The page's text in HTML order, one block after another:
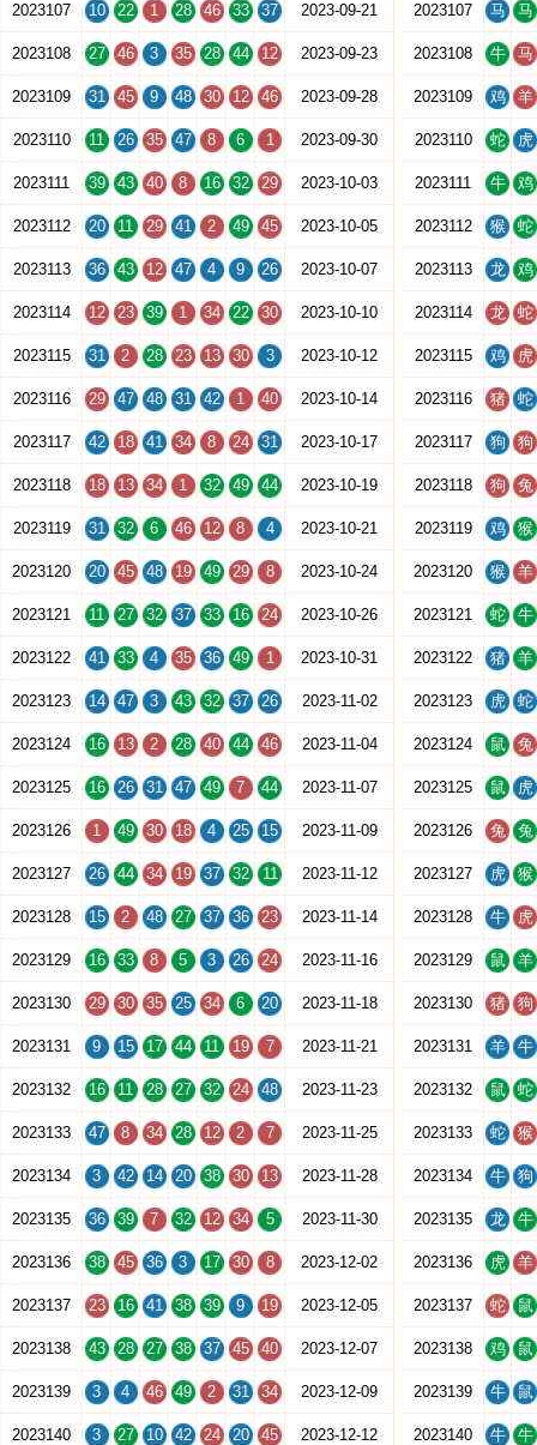
2023107 10 22 1 28 46 33 37 2023-09-21
2023108 27 46 3 35 28 44 12 2023-09-23
2023109 31 45 9 48 30 12 46 2023-09-28
2023110 11 26 35 47 8 6 1 2023-09-30
2023111 39 43 40 8 16 32 29 2023-10-03
2023112 20 11 29 41 2 49 45 2023-10-05
2023113 36 43 12 47 4 9 26 2023-10-07
2023114 12 23 39 1 34 22 30 2023-10-10
2023115 31 2 28 23 13 30 3 2023-10-12
2023116 29 47 48 31 42 1 40 2023-10-14
2023117 42 18 41 34 8 24 31 2023-10-17
2023118 18 13 34 1 32 49 44 2023-10-19
2023119 31 32 6 46 12 8 4 2023-10-21
2023120 20 45 48 19 49 29 8 2023-10-24
2023121 11 27 32 37 33 16 24 2023-10-26
2023122 41 33 4 35 36 49 1 2023-10-31
2023123 14 47 3 43 32 37 26 2023-11-02
2023124 16 13 2 28 40 44 46 2023-11-04
2023125 16 26 31 47 49 7 44 2023-11-07
2023126 1 49 30 18 4 25 15 2023-11-09
2023127 26 44 34 19 37 32 11 2023-11-12
2023128 15 2 48 27 37 36 23 2023-11-14
2023129 16 33 8 5 3 26 24 2023-11-16
2023130 29 30 35 25 34 6 20 2023-11-18
2023131 9 15 17 44 11 19 7 2023-11-21
2023132 16 11 28 27 32 24 48 2023-11-23
2023133 47 8 34 28 12 2 7 2023-11-25
2023134 3 42 14 20 38 30 13 2023-11-28
2023135 36 39 7 32 12 34 5 2023-11-30
2023136 38 45 36 3 17 30 8 2023-12-02
2023137 23 16 41 38 39 9 19 2023-12-05
2023138 43 28 27 38 37 45 40 2023-12-07
2023139 3 4 46 49 2 31 34 2023-12-09
2023140 3 27 10 42 24 20 45 2023-12-12
2023107 马 马
2023108 牛 马
2023109 鸡 羊
2023110 蛇 虎
2023111 牛 鸡
2023112 猴 蛇
2023113 龙 鸡
2023114 龙 蛇
2023115 鸡 虎
2023116 猪 蛇
2023117 狗 狗
2023118 狗 兔
2023119 鸡 猴
2023120 猴 羊
2023121 蛇 牛
2023122 猪 羊
2023123 虎 蛇
2023124 鼠 兔
2023125 鼠 虎
2023126 兔 兔
2023127 虎 猴
2023128 牛 虎
2023129 鼠 羊
2023130 猪 狗
2023131 羊 牛
2023132 鼠 蛇
2023133 蛇 猴
2023134 牛 狗
2023135 龙 牛
2023136 虎 羊
2023137 蛇 鼠
2023138 鸡 鼠
2023139 牛 鼠
2023140 牛 牛